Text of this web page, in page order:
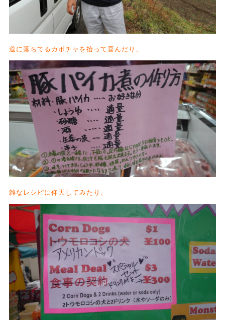
道に落ちてるカボチャを拾って喜んだり、
雑なレシピに仰天してみたり、